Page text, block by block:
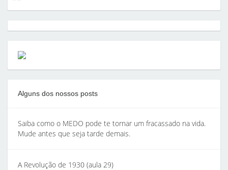
Alguns dos nossos posts
Saiba como o MEDO pode te tornar um fracassado na vida.
Mude antes que seja tarde demais.
A Revolução de 1930 (aula 29)